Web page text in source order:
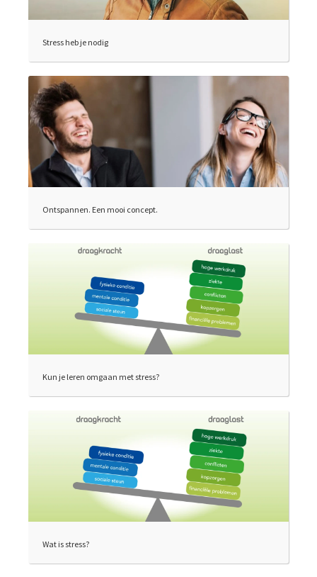
Stress heb je nodig
Ontspannen. Een mooi concept.
Kun je leren omgaan met stress?
Wat is stress?